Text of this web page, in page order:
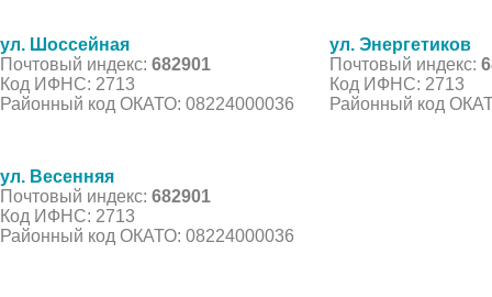
ул. Шоссейная
Почтовый индекс: 682901
Код ИФНС: 2713
Районный код ОКАТО: 08224000036
ул. Энергетиков
Почтовый индекс:
Код ИФНС: 2713
Районный код
ул. Весенняя
Почтовый индекс: 682901
Код ИФНС: 2713
Районный код ОКАТО: 08224000036